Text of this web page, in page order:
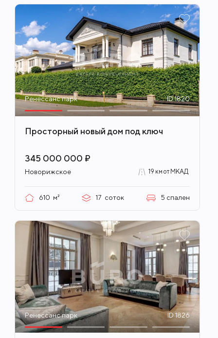
Ренессанс парк ID 1820
Просторный новый дом под ключ
345 000 000 ₽
Новорижское 19 км от МКАД
610 м² 17 соток 5 спален
Ренессанс парк ID 1826